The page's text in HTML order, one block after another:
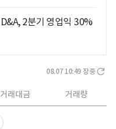
2분기 영업익 30%
08.07 10:49 장중
거래대금 거래량